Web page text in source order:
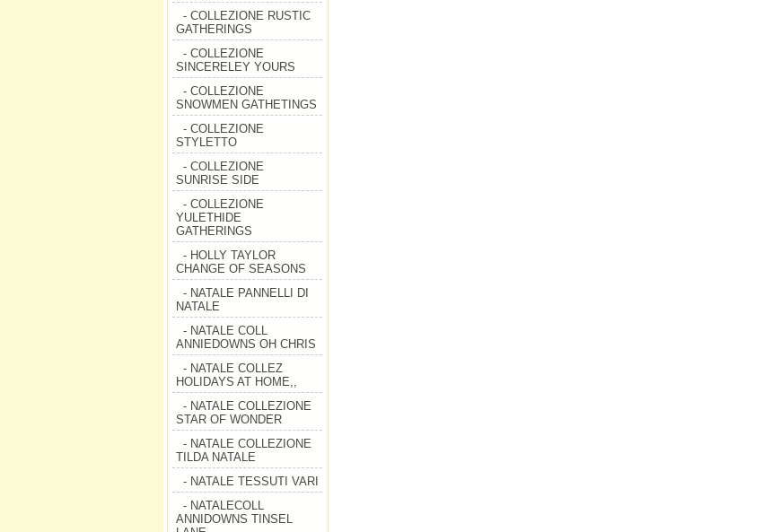
- COLLEZIONE RUSTIC
GATHERINGS
- COLLEZIONE
SINCERELEY YOURS
- COLLEZIONE
SNOWMEN GATHETINGS
- COLLEZIONE
STYLETTO
- COLLEZIONE
SUNRISE SIDE
- COLLEZIONE
YULETHIDE
GATHERINGS
- HOLLY TAYLOR
CHANGE OF SEASONS
- NATALE PANNELLI DI
NATALE
- NATALE COLL
ANNIEDOWNS OH CHRIS
- NATALE COLLEZ
HOLIDAYS AT HOME,,
- NATALE COLLEZIONE
STAR OF WONDER
- NATALE COLLEZIONE
TILDA NATALE
- NATALE TESSUTI VARI
- NATALECOLL
ANNIDOWNS TINSEL